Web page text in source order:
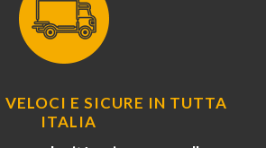
VELOCI E SICURE IN TUTTA
ITALIA